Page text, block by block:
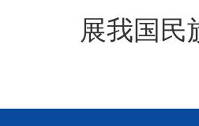
展我国民